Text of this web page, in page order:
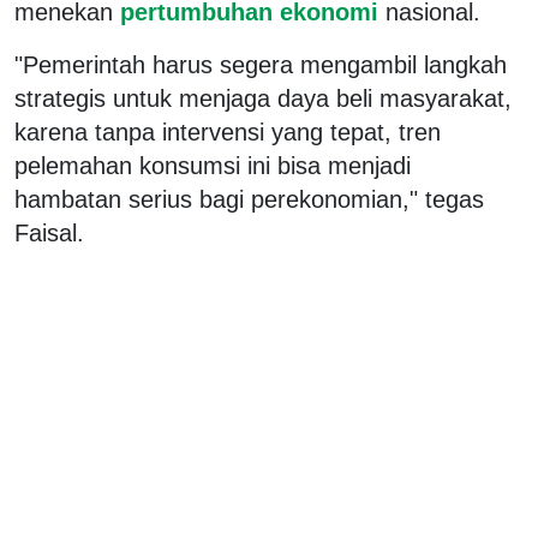
menekan pertumbuhan ekonomi nasional.
"Pemerintah harus segera mengambil langkah
strategis untuk menjaga daya beli masyarakat,
karena tanpa intervensi yang tepat, tren
pelemahan konsumsi ini bisa menjadi
hambatan serius bagi perekonomian," tegas
Faisal.